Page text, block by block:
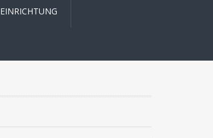
EINRICHTUNG